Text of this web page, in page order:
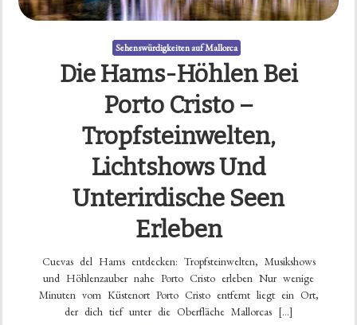
Sehenswürdigkeiten auf Mallorca
Die Hams-Höhlen Bei
Porto Cristo –
Tropfsteinwelten,
Lichtshows Und
Unterirdische Seen
Erleben
Cuevas del Hams entdecken: Tropfsteinwelten, Musikshows
und Höhlenzauber nahe Porto Cristo erleben Nur wenige
Minuten vom Küstenort Porto Cristo entfernt liegt ein Ort,
der dich tief unter die Oberfläche Mallorcas […]